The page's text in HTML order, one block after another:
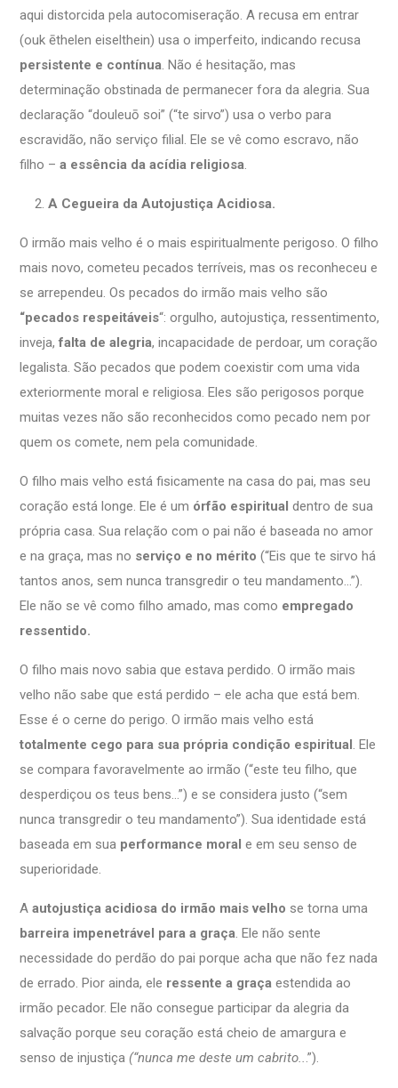
aqui distorcida pela autocomiseração. A recusa em entrar
(ouk ēthelen eiselthein) usa o imperfeito, indicando recusa
persistente e contínua. Não é hesitação, mas
determinação obstinada de permanecer fora da alegria. Sua
declaração “douleuō soi” (“te sirvo”) usa o verbo para
escravidão, não serviço filial. Ele se vê como escravo, não
filho – a essência da acídia religiosa.
A Cegueira da Autojustiça Acidiosa.
O irmão mais velho é o mais espiritualmente perigoso. O filho
mais novo, cometeu pecados terríveis, mas os reconheceu e
se arrependeu. Os pecados do irmão mais velho são
“pecados respeitáveis“: orgulho, autojustiça, ressentimento,
inveja,falta de alegria, incapacidade de perdoar, um coração
legalista. São pecados que podem coexistir com uma vida
exteriormente moral e religiosa. Eles são perigosos porque
muitas vezes não são reconhecidos como pecado nem por
quem os comete, nem pela comunidade.
O filho mais velho está fisicamente na casa do pai, mas seu
coração está longe. Ele é um órfão espiritual dentro de sua
própria casa. Sua relação com o pai não é baseada no amor
e na graça, mas no serviço e no mérito (“Eis que te sirvo há
tantos anos, sem nunca transgredir o teu mandamento…”).
Ele não se vê como filho amado, mas como empregado
ressentido.
O filho mais novo sabia que estava perdido. O irmão mais
velho não sabe que está perdido – ele acha que está bem.
Esse é o cerne do perigo. O irmão mais velho está
totalmente cego para sua própria condição espiritual. Ele
se compara favoravelmente ao irmão (“este teu filho, que
desperdiçou os teus bens…”) e se considera justo (“sem
nunca transgredir o teu mandamento”). Sua identidade está
baseada em sua performance moral e em seu senso de
superioridade.
A autojustiça acidiosa do irmão mais velho se torna uma
barreira impenetrável para a graça. Ele não sente
necessidade do perdão do pai porque acha que não fez nada
de errado. Pior ainda, ele ressente a graça estendida ao
irmão pecador. Ele não consegue participar da alegria da
salvação porque seu coração está cheio de amargura e
senso de injustiça (“nunca me deste um cabrito...”).